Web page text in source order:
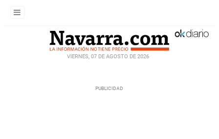
VIERNES, 07 DE AGOSTO DE 2026